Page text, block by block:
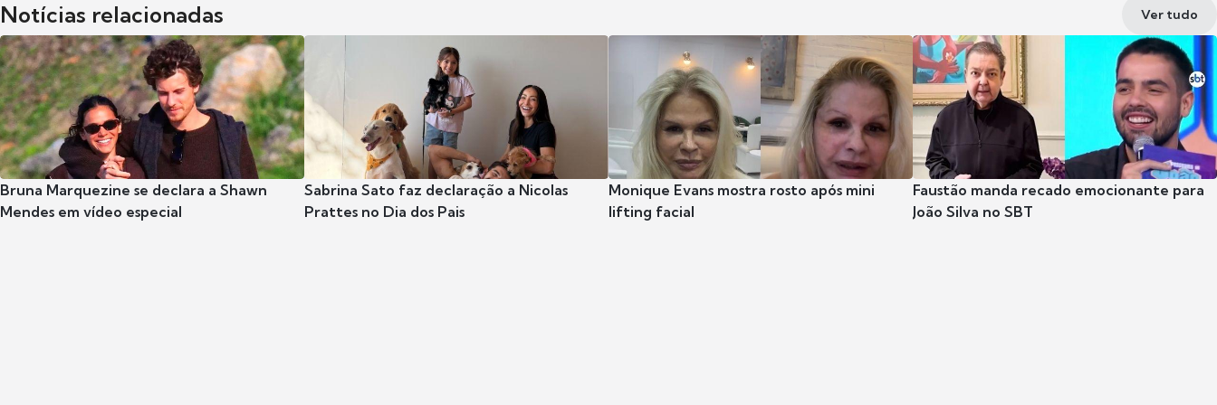
Notícias relacionadas Ver tudo
Bruna Marquezine se declara a Shawn
Mendes em vídeo especial
Sabrina Sato faz declaração a Nicolas
Prattes no Dia dos Pais
Monique Evans mostra rosto após mini
lifting facial
Faustão manda recado emocionante para
João Silva no SBT